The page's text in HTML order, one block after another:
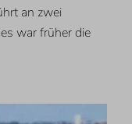
an zwei
war früher die